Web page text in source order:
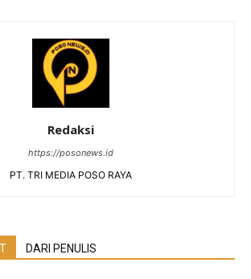
Redaksi
https://posonews.id
PT. TRI MEDIA POSO RAYA
DARI PENULIS